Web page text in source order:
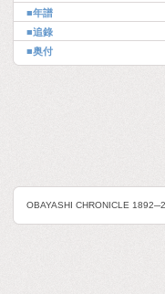
■年譜
■追錄
■奥付
OBAYASHI CHRONICLE